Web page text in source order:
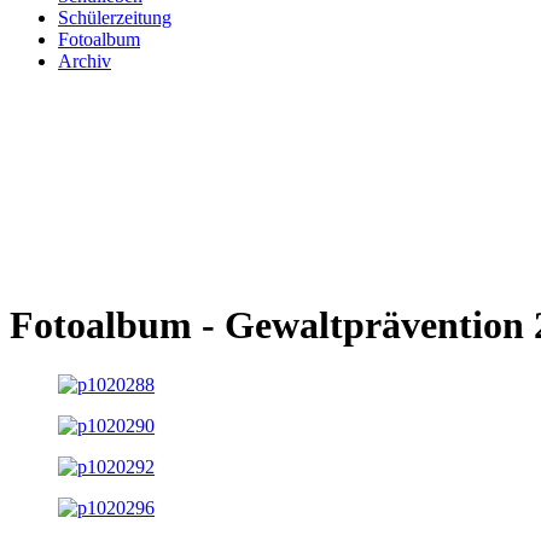
Schülerzeitung
Fotoalbum
Archiv
Fotoalbum - Gewaltprävention